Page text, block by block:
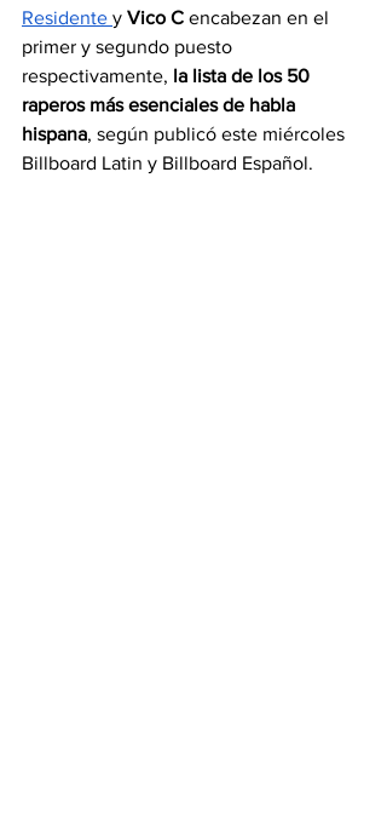
Residente y Vico C encabezan en el
primer y segundo puesto
respectivamente, la lista de los 50
raperos más esenciales de habla
hispana, según publicó este miércoles
Billboard Latin y Billboard Español.